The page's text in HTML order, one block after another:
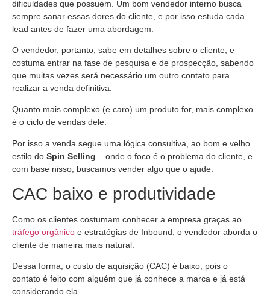
dificuldades que possuem. Um bom vendedor interno busca
sempre sanar essas dores do cliente, e por isso estuda cada
lead antes de fazer uma abordagem.
O vendedor, portanto, sabe em detalhes sobre o cliente, e
costuma entrar na fase de pesquisa e de prospecção, sabendo
que muitas vezes será necessário um outro contato para
realizar a venda definitiva.
Quanto mais complexo (e caro) um produto for, mais complexo
é o ciclo de vendas dele.
Por isso a venda segue uma lógica consultiva, ao bom e velho
estilo do Spin Selling – onde o foco é o problema do cliente, e
com base nisso, buscamos vender algo que o ajude.
CAC baixo e produtividade
Como os clientes costumam conhecer a empresa graças ao
tráfego orgânico e estratégias de Inbound, o vendedor aborda o
cliente de maneira mais natural.
Dessa forma, o custo de aquisição (CAC) é baixo, pois o
contato é feito com alguém que já conhece a marca e já está
considerando ela.